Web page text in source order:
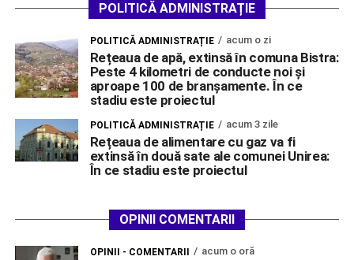
POLITICĂ ADMINISTRAȚIE
POLITICĂ ADMINISTRAȚIE acum o zi
Rețeaua de apă, extinsă în comuna Bistra:
Peste 4 kilometri de conducte noi și
aproape 100 de branșamente. În ce
stadiu este proiectul
POLITICĂ ADMINISTRAȚIE acum 3 zile
Rețeaua de alimentare cu gaz va fi
extinsă în două sate ale comunei Unirea:
În ce stadiu este proiectul
OPINII COMENTARII
OPINII - COMENTARII acum o oră